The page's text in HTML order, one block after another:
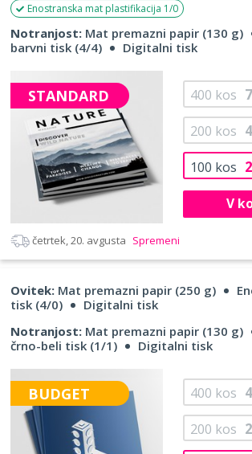
Enostranska mat plastifikacija 1/0
Notranjost: Mat premazni papir (130 g)
barvni tisk (4/4)
Digitalni tisk
STANDARD
100 kos
200 kos
400 kos
V
četrtek, 20. avgusta Spremeni
Ovitek: Mat premazni papir (250 g)
tisk (4/0)
Digitalni tisk
Notranjost: Mat premazni papir (130 g)
črno-beli tisk (1/1)
Digitalni tisk
BUDGET
200 kos
400 kos